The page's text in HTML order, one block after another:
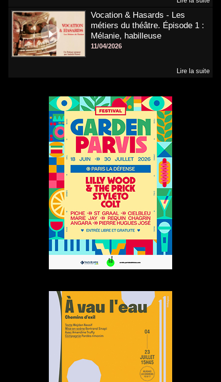
Vocation & Hasards - Les
métiers du théâtre. Épisode 1 :
Mélanie, habilleuse
11/04/2026
Lire la suite